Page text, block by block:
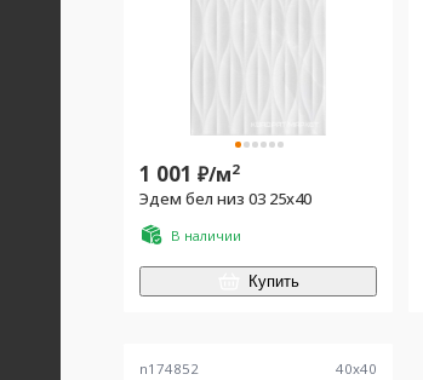
1 001 ₽/м2
Эдем бел низ 03 25x40
В наличии
Купить
n174852 40x40